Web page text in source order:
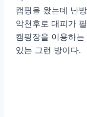
캠핑을 왔는데 난
악천후로 대피가
캠핑장을 이용하
있는 그런 방이다.